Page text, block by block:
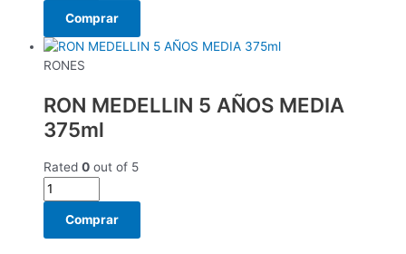
Comprar
RONES
RON MEDELLIN 5 AÑOS MEDIA
375ml
Rated 0 out of 5
Comprar